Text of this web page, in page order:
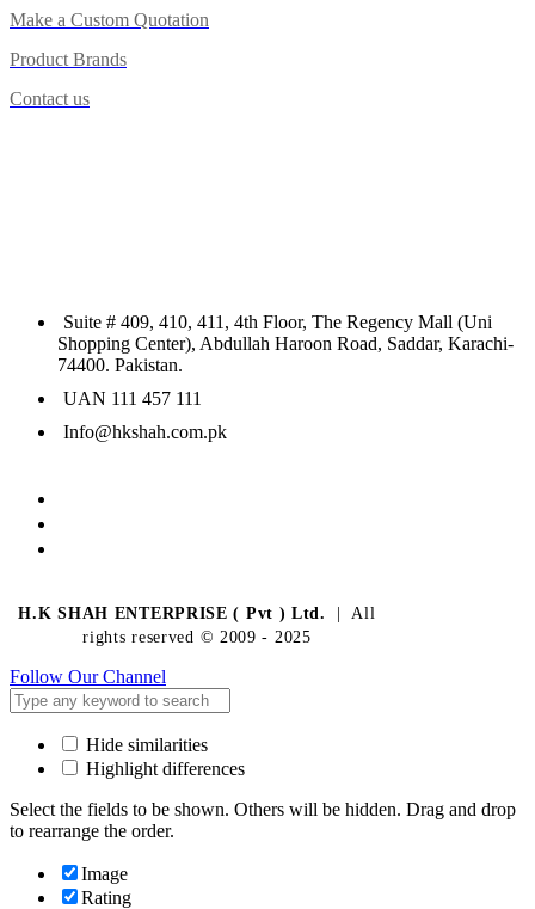
Make a Custom Quotation
Product Brands
Contact us
Suite # 409, 410, 411, 4th Floor, The Regency Mall (Uni
Shopping Center), Abdullah Haroon Road, Saddar, Karachi-
74400. Pakistan.
UAN 111 457 111
Info@hkshah.com.pk
H.K SHAH ENTERPRISE ( Pvt ) Ltd.
| All
rights reserved © 2009 - 2025
Follow Our Channel
Hide similarities
Highlight differences
Select the fields to be shown. Others will be hidden. Drag and drop
to rearrange the order.
Image
Rating